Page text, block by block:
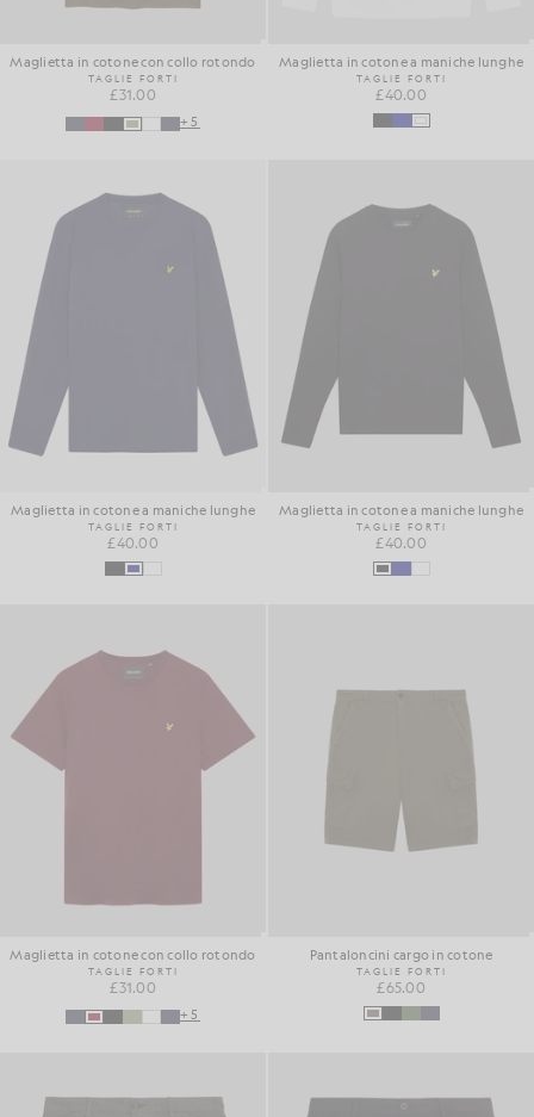
Maglietta in cotone con collo rotondo
TAGLIE FORTI
£31.00
+5
Maglietta in cotone a maniche lunghe
TAGLIE FORTI
£40.00
Maglietta in cotone a maniche lunghe
TAGLIE FORTI
£40.00
Maglietta in cotone a maniche lunghe
TAGLIE FORTI
£40.00
Maglietta in cotone con collo rotondo
TAGLIE FORTI
£31.00
+5
Pantaloncini cargo in cotone
TAGLIE FORTI
£65.00